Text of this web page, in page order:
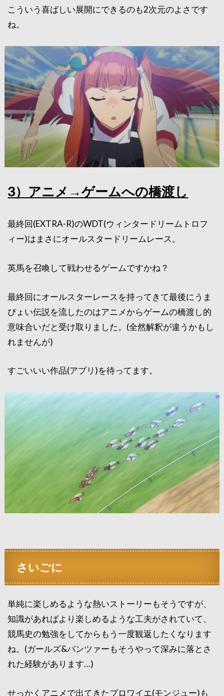
こういう喜ばしい展開にできるのも2次元のよさです
ね。
3）アニメ→ゲームへの橋渡し
最終回(EXTRA-R)のWDT(ウィンタードリームトロフ
ィー)はまさにオールスタードリームレース。
英馬を召喚して戦わせるゲームですかね？
最終回にオールスターレースを持ってきて最後にうま
ぴょい伝説を流したのはアニメからゲームの橋渡し的
意味合いだと受け取りました。(全然解釈が違うかもし
れませんが)
すごいいい作品(アプリ)を待ってます。
さいごに
単純に楽しめるような熱いストーリーもそうですが、
知識があればより楽しめるような工夫がされていて、
競馬史の勉強をしてからもう一度観返したくなります
ね。(ガールズ&パンツァーもそうやって深みに落とさ
れた経験があります…)
せっかくアニメで出てきたブロワイエ(モンジュー)も